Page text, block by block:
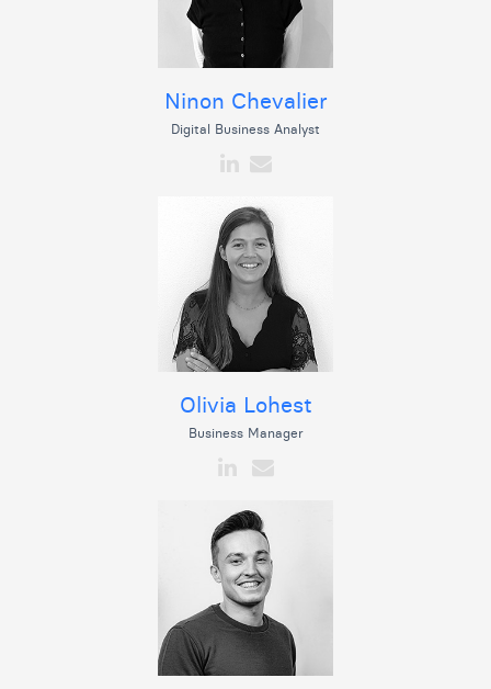
Ninon Chevalier
Digital Business Analyst
Olivia Lohest
Business Manager